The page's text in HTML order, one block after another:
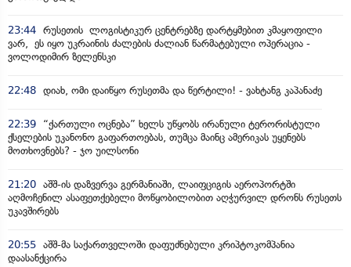
23:44 რუსეთის ლოგისტიკურ ცენტრებზე დარტყმებით კმაყოფილი
ვარ, ეს იყო უკრაინის ძალების ძალიან წარმატებული ოპერაცია -
ვოლოდიმირ ზელენსკი
22:48 დიახ, ომი დაიწყო რუსეთმა და წერტილი! - ვახტანგ კაპანაძე
22:39
“ქართული ოცნება” ხელს უწყობს ირანული ტერორისტული
ქსელების უკანონო გაფართოებას, თუმცა მაინც ამერიკას უყენებს
მოთხოვნებს? - ჯო უილსონი
21:20 აშშ-ის დაზვერვა გერმანიაში, ლაიფციგის აეროპორტში
აღმოჩენილ ასაფეთქებელი მოწყობილობით აღჭურვილ დრონს რუსეთს
უკავშირებს
20:55 აშშ-მა საქართველოში დაფუძნებული კრიპტოკომპანია
დაასანქცირა